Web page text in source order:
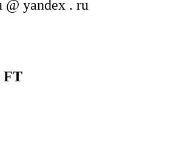
@ yandex . ru
FT